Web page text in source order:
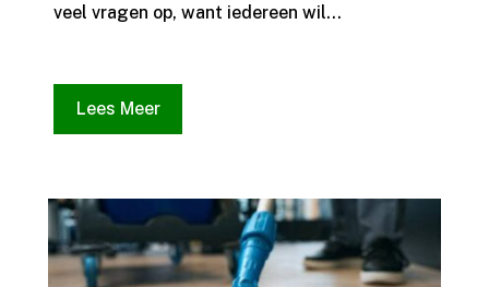
veel vragen op, want iedereen wil...
Lees Meer